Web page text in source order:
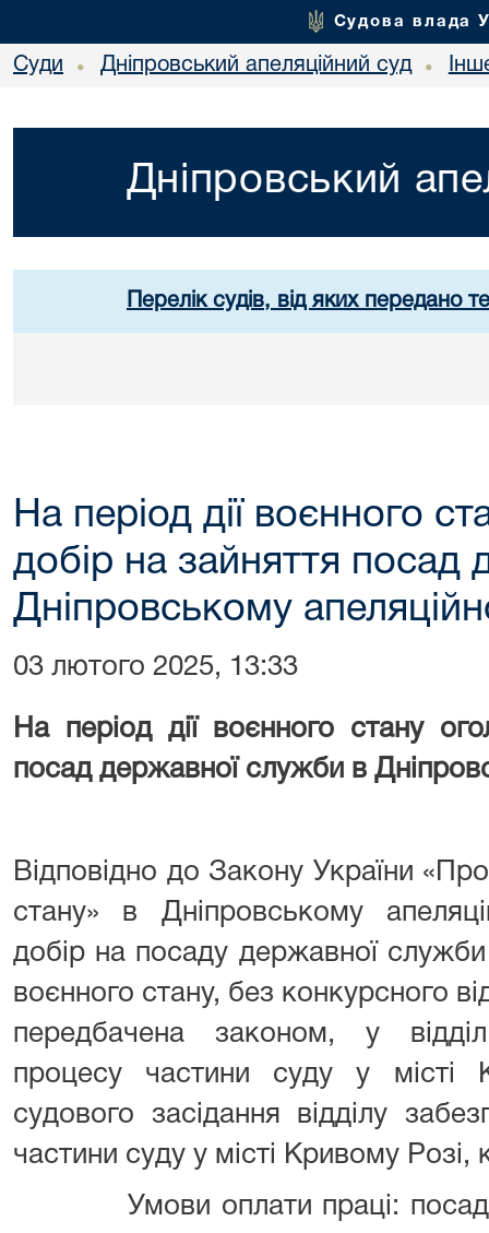
Судова влада
Суди • Дніпровський апеляційний суд •
Дніпровський
Перелік судів, від яких передано
На період дії воєнного
добір на зайняття посад
Дніпровському
03 лютого 2025, 13:33
На період дії воєнного стану
посад державної служби в
Відповідно до Закону України
стану» в Дніпровському
добір на посаду державної служби
воєнного стану, без конкурсного
передбачена законом, у
процесу частини суду у місті
судового засідання відділу
частини суду у місті Кривому Розі,
Умови оплати праці: